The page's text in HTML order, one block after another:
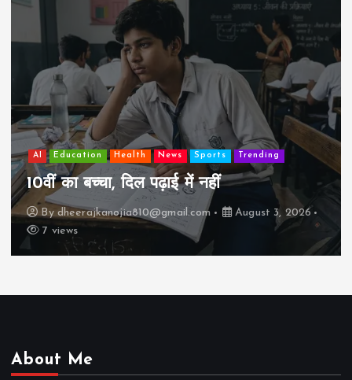
AI Education Lifestyle Mutual fund society Travel
झुग्गी में रहने वाला 10,000 कमाने वाले का बच्चा
कैसे “बड़ा आदमी” बन सकता है?
By dheerajkanojia810@gmail.com
August 2, 2026
17 views
About Me